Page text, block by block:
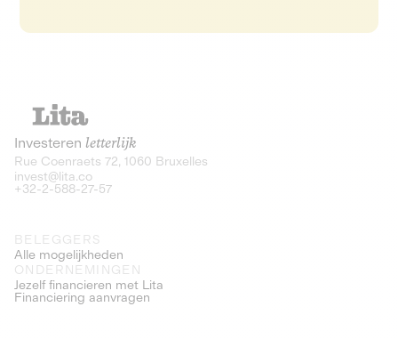
Investeren letterlijk
Rue Coenraets 72, 1060 Bruxelles
invest@lita.co
+32-2-588-27-57
BELEGGERS
Alle mogelijkheden
ONDERNEMINGEN
Jezelf financieren met Lita
Financiering aanvragen